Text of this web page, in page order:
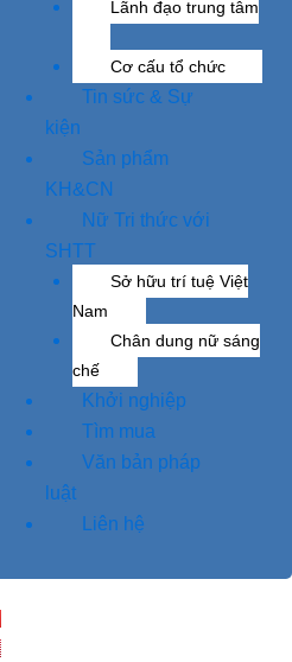
Lãnh đạo trung tâm
Cơ cấu tổ chức
Tin sức & Sự
kiện
Sản phẩm
KH&CN
Nữ Tri thức với
SHTT
Sở hữu trí tuệ Việt
Nam
Chân dung nữ sáng
chế
Khởi nghiệp
Tìm mua
Văn bản pháp
luật
Liên hệ